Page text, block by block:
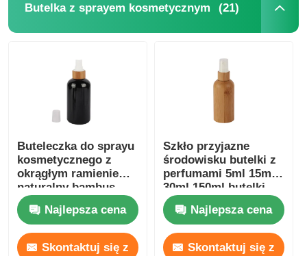
Butelka z sprayem kosmetycznym (21)
Buteleczka do sprayu
kosmetycznego z
okrągłym ramieniem
naturalny bambus
PET buteleczka do
sprayu perfumy
czarny
Najlepsza cena
Skontaktuj się z
Szkło przyjazne
środowisku butelki z
perfumami 5ml 15ml
30ml 150ml butelki
bambusowe
Najlepsza cena
Skontaktuj się z